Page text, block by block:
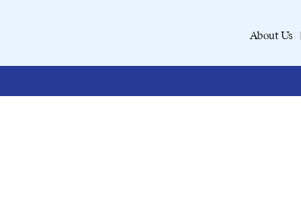
About Us